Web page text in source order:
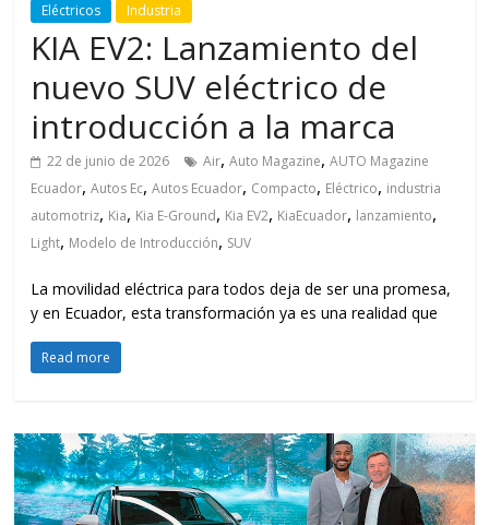
Eléctricos Industria
KIA EV2: Lanzamiento del
nuevo SUV eléctrico de
introducción a la marca
22 de junio de 2026 Air,Auto Magazine,AUTO Magazine
Ecuador,Autos Ec,Autos Ecuador, Compacto, Eléctrico, industria
automotriz, Kia, Kia E-Ground, Kia EV2, KiaEcuador, lanzamiento,
Light, Modelo de Introducción, SUV
La movilidad eléctrica para todos deja de ser una promesa,
y en Ecuador, esta transformación ya es una realidad que
Read more